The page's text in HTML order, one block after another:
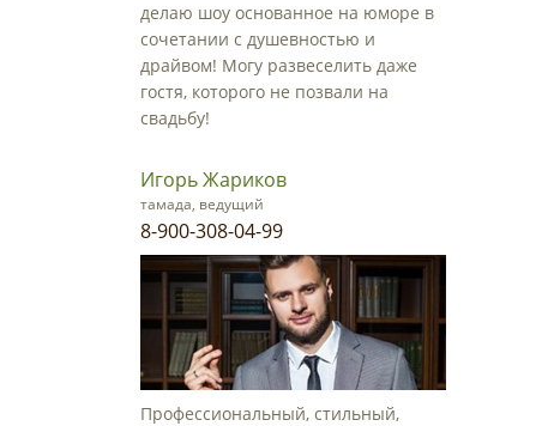
делаю шоу основанное на юморе в
сочетании с душевностью и
драйвом! Могу развеселить даже
гостя, которого не позвали на
свадьбу!
Игорь Жариков
тамада, ведущий
8-900-308-04-99
Профессиональный, стильный,